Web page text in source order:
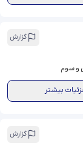
گزارش
و سوم
بیشتر
گزارش